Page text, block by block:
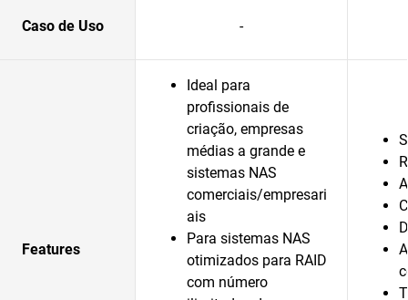
Caso de Uso -
Features
Ideal para
profissionais de
criação, empresas
médias a grande e
sistemas NAS
comerciais/empresari
ais
Para sistemas NAS
otimizados para RAID
com número